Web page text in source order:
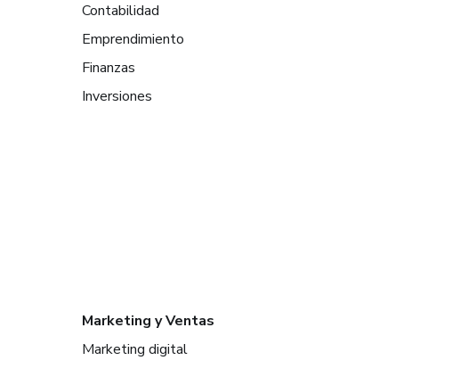
Contabilidad
Emprendimiento
Finanzas
Inversiones
Marketing y Ventas
Marketing digital